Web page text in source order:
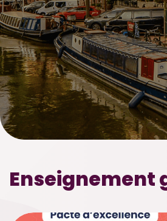
Enseignement